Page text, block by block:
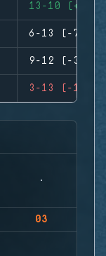
13-10 (+3)
6-13 (-7)
9-12 (-3)
3-13 (-10)
03